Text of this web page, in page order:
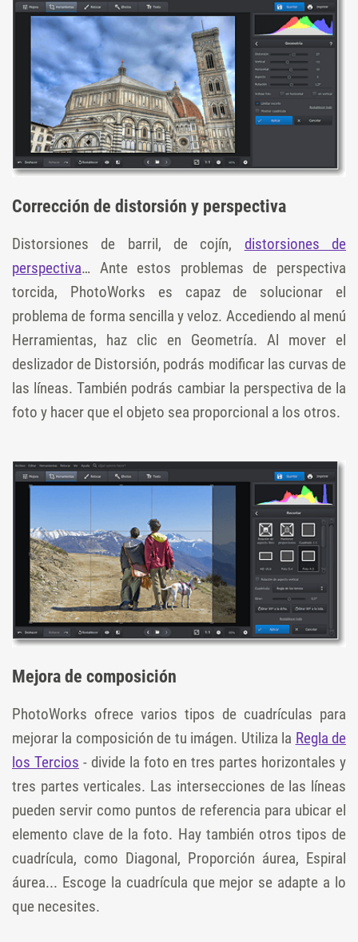
Corrección de distorsión y perspectiva
Distorsiones de barril, de cojín, distorsiones de
perspectiva… Ante estos problemas de perspectiva
torcida, PhotoWorks es capaz de solucionar el
problema de forma sencilla y veloz. Accediendo al menú
Herramientas, haz clic en Geometría. Al mover el
deslizador de Distorsión, podrás modificar las curvas de
las líneas. También podrás cambiar la perspectiva de la
foto y hacer que el objeto sea proporcional a los otros.
Mejora de composición
PhotoWorks ofrece varios tipos de cuadrículas para
mejorar la composición de tu imágen. Utiliza la Regla de
los Tercios - divide la foto en tres partes horizontales y
tres partes verticales. Las intersecciones de las líneas
pueden servir como puntos de referencia para ubicar el
elemento clave de la foto. Hay también otros tipos de
cuadrícula, como Diagonal, Proporción áurea, Espiral
áurea... Escoge la cuadrícula que mejor se adapte a lo
que necesites.